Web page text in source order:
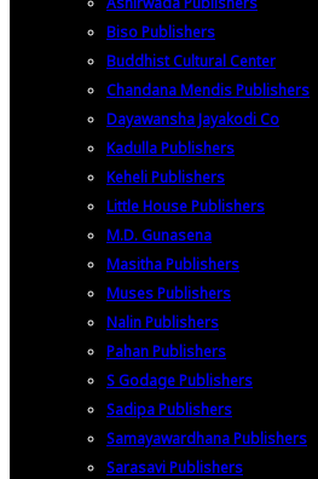
Biso Publishers
Buddhist Cultural Center
Chandana Mendis Publishers
Dayawansha Jayakodi Co
Kadulla Publishers
Keheli Publishers
Little House Publishers
M.D. Gunasena
Masitha Publishers
Muses Publishers
Nalin Publishers
Pahan Publishers
S Godage Publishers
Sadipa Publishers
Samayawardhana Publishers
Sarasavi Publishers